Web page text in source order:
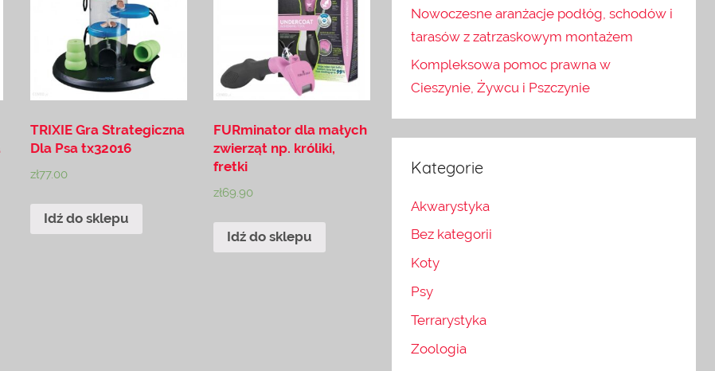
TRIXIE Gra Strategiczna
Dla Psa tx32016
zł77.00
Idź do sklepu
FURminator dla małych
zwierząt np. króliki,
fretki
zł69.90
Idź do sklepu
Nowoczesne aranżacje podłóg, schodów i
tarasów z zatrzaskowym montażem
Kompleksowa pomoc prawna w
Cieszynie, Żywcu i Pszczynie
Kategorie
Akwarystyka
Bez kategorii
Koty
Psy
Terrarystyka
Zoologia